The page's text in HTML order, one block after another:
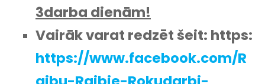
3darba dienām!
Vairāk varat redzēt šeit: https:
https://www.facebook.com/R